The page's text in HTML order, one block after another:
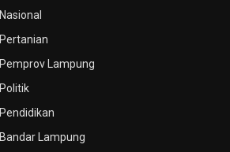
Nasional
Pertanian
Pemprov Lampung
Politik
Pendidikan
Bandar Lampung